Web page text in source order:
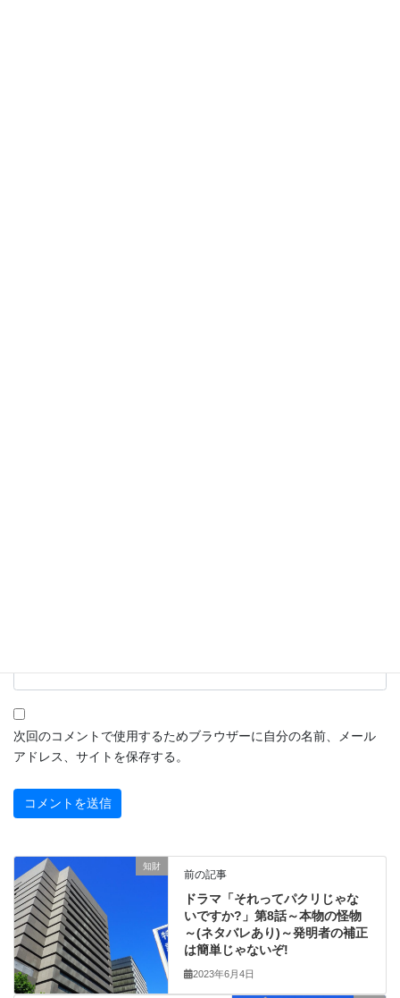
次回のコメントで使用するためブラウザーに自分の名前、メール
アドレス、サイトを保存する。
知財
前の記事
ドラマ「それってパクリじゃな
いですか?」第8話～本物の怪物
～(ネタバレあり)～発明者の補正
は簡単じゃないぞ!
2023年6月4日